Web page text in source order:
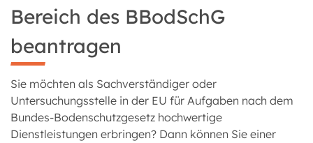
Bereich des BBodSchG
beantragen
Sie möchten als Sachverständiger oder
Untersuchungsstelle in der EU für Aufgaben nach dem
Bundes-Bodenschutzgesetz hochwertige
Dienstleistungen erbringen? Dann können Sie einer